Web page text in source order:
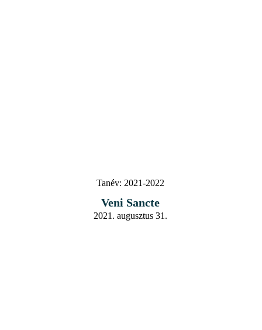
Tanév: 2021-2022
Veni Sancte
2021. augusztus 31.